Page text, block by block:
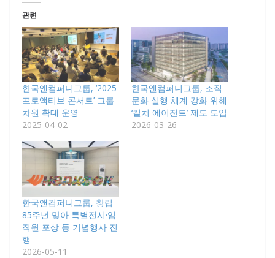
관련
한국앤컴퍼니그룹, ‘2025
프로액티브 콘서트’ 그룹
차원 확대 운영
2025-04-02
한국앤컴퍼니그룹, 조직
문화 실행 체계 강화 위해
‘컬처 에이전트’ 제도 도입
2026-03-26
한국앤컴퍼니그룹, 창립
85주년 맞아 특별전시·임
직원 포상 등 기념행사 진
행
2026-05-11